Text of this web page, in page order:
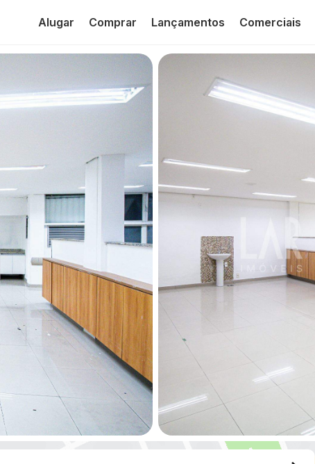
Alugar Comprar Lançamentos Comerciais